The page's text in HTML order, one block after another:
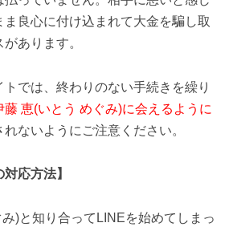
良心に付け込まれて大金を騙し取
あります。
では、終わりのない手続きを繰り
藤 恵(いとう めぐみ)に会えるように
れないようにご注意ください。
応方法】
)と知り合ってLINEを始めてしまっ